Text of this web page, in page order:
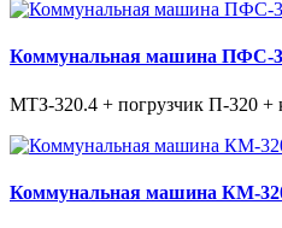
Коммунальная машина ПФС-
МТЗ-320.4 + погрузчик П-320 +
Коммунальная машина КМ-